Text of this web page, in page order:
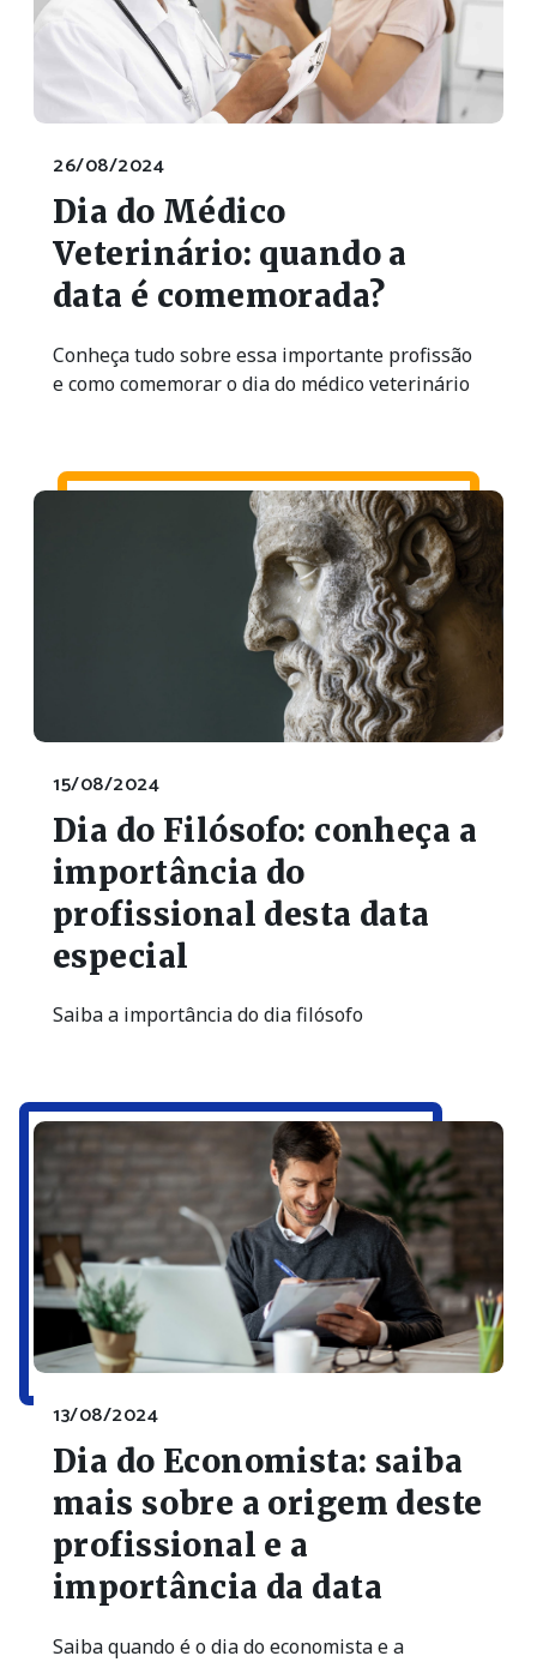
26/08/2024
Dia do Médico
Veterinário: quando a
data é comemorada?
Conheça tudo sobre essa importante profissão
e como comemorar o dia do médico veterinário
15/08/2024
Dia do Filósofo: conheça a
importância do
profissional desta data
especial
Saiba a importância do dia filósofo
13/08/2024
Dia do Economista: saiba
mais sobre a origem deste
profissional e a
importância da data
Saiba quando é o dia do economista e a